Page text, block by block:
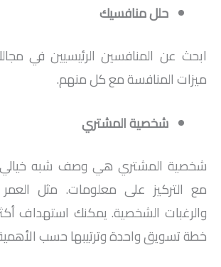
حلل منافسيك
ابحث عن المنافسين الرئيسيين في
ميزات المنافسة مع كل منهم.
شخصية المشتري
شخصية المشتري هي وصف شبه خيالي
مع التركيز على معلومات. مثل
والرغبات الشخصية. يمكنك استهداف
خطة تسويق واحدة وترتيبها حسب